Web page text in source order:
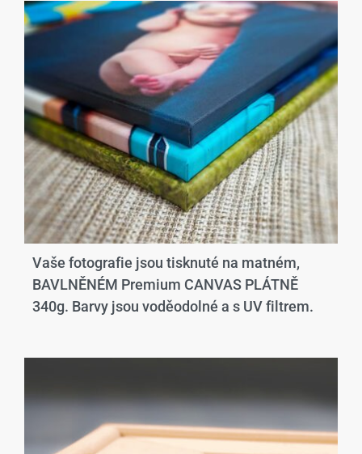
Vaše fotografie jsou tisknuté na matném,
BAVLNĚNÉM Premium CANVAS PLÁTNĚ
340g. Barvy jsou voděodolné a s UV filtrem.